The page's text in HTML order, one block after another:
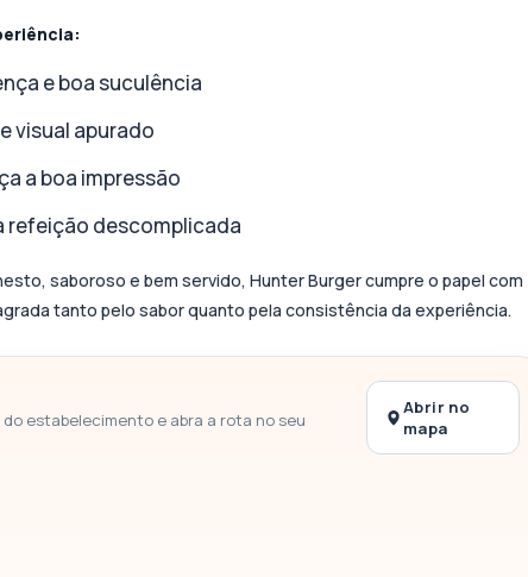
e boa suculência
visual apurado
a boa impressão
refeição descomplicada
saboroso e bem servido, Hunter Burger cumpre o papel com
tanto pelo sabor quanto pela consistência da experiência.
estabelecimento e abra a rota no seu
Abrir no
mapa